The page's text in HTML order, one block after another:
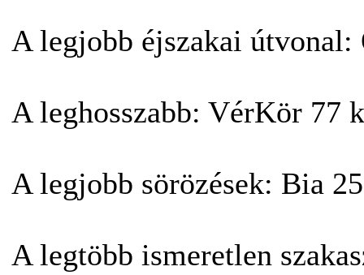
A legjobb éjszakai útvonal:
A leghosszabb: VérKör 77
A legjobb sörözések: Bia
A legtöbb ismeretlen